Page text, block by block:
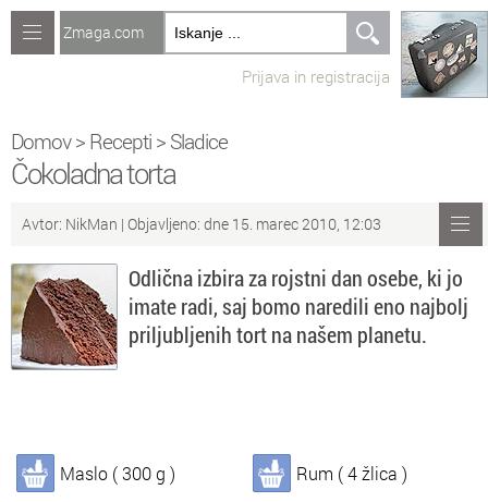
Računalništvo
Recepti
Naredi sam
Forum
Preverjanje znanja
Sv Sveže teme na forumu
So Objavljanje vsebin
Zmaga.com
Prijava in registracija
Domov> Recepti > Sladice
Čokoladna torta
Avtor: NikMan | Objavljeno: dne 15. marec 2010, 12:03
Odlična izbira za rojstni dan osebe, ki jo
imate radi, saj bomo naredili eno najbolj
priljubljenih tort na našem planetu.
Maslo ( 300 g )
Rum ( 4 žlica )